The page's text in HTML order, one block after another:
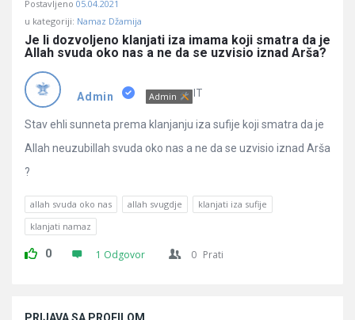
Učene
Latest
Pitanja
Postavljeno 05.04.2021
u kategoriji: Namaz Džamija
Je li dozvoljeno klanjati iza imama koji smatra da je
Allah svuda oko nas a ne da se uzvisio iznad Arša?
Admin Admin IT
Stav ehli sunneta prema klanjanju iza sufije koji smatra da je
Allah neuzubillah svuda oko nas a ne da se uzvisio iznad Arša
?
allah svuda oko nas allah svugdje
klanjati iza sufije
klanjati namaz
0 1 Odgovor 0 Prati